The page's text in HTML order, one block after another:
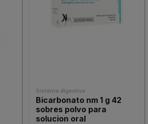
Sistema digestivo
Bicarbonato nm 1 g 42
sobres polvo para
solucion oral